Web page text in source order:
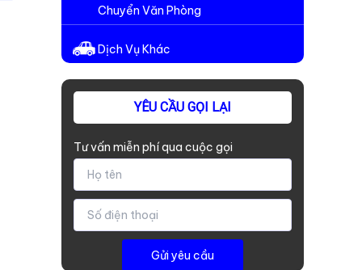
Chuyển Văn Phòng
Dịch Vụ Khác
YÊU CẦU GỌI LẠI
Tư vấn miễn phí qua cuộc gọi